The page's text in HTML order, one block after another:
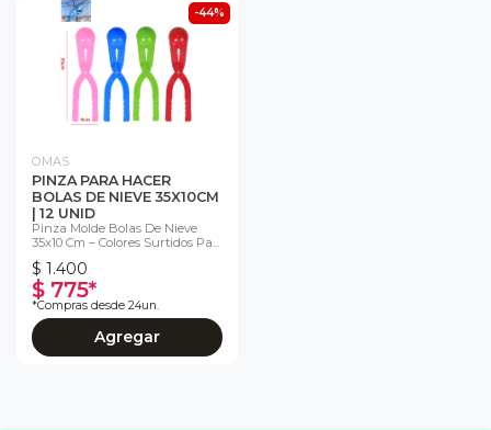
-44%
OMAS
PINZA PARA HACER
BOLAS DE NIEVE 35X10CM
| 12 UNID
Pinza Molde Bolas De Nieve
35x10 Cm – Colores Surtidos Pa...
$ 1.400
$ 775*
*Compras desde 24un.
Agregar